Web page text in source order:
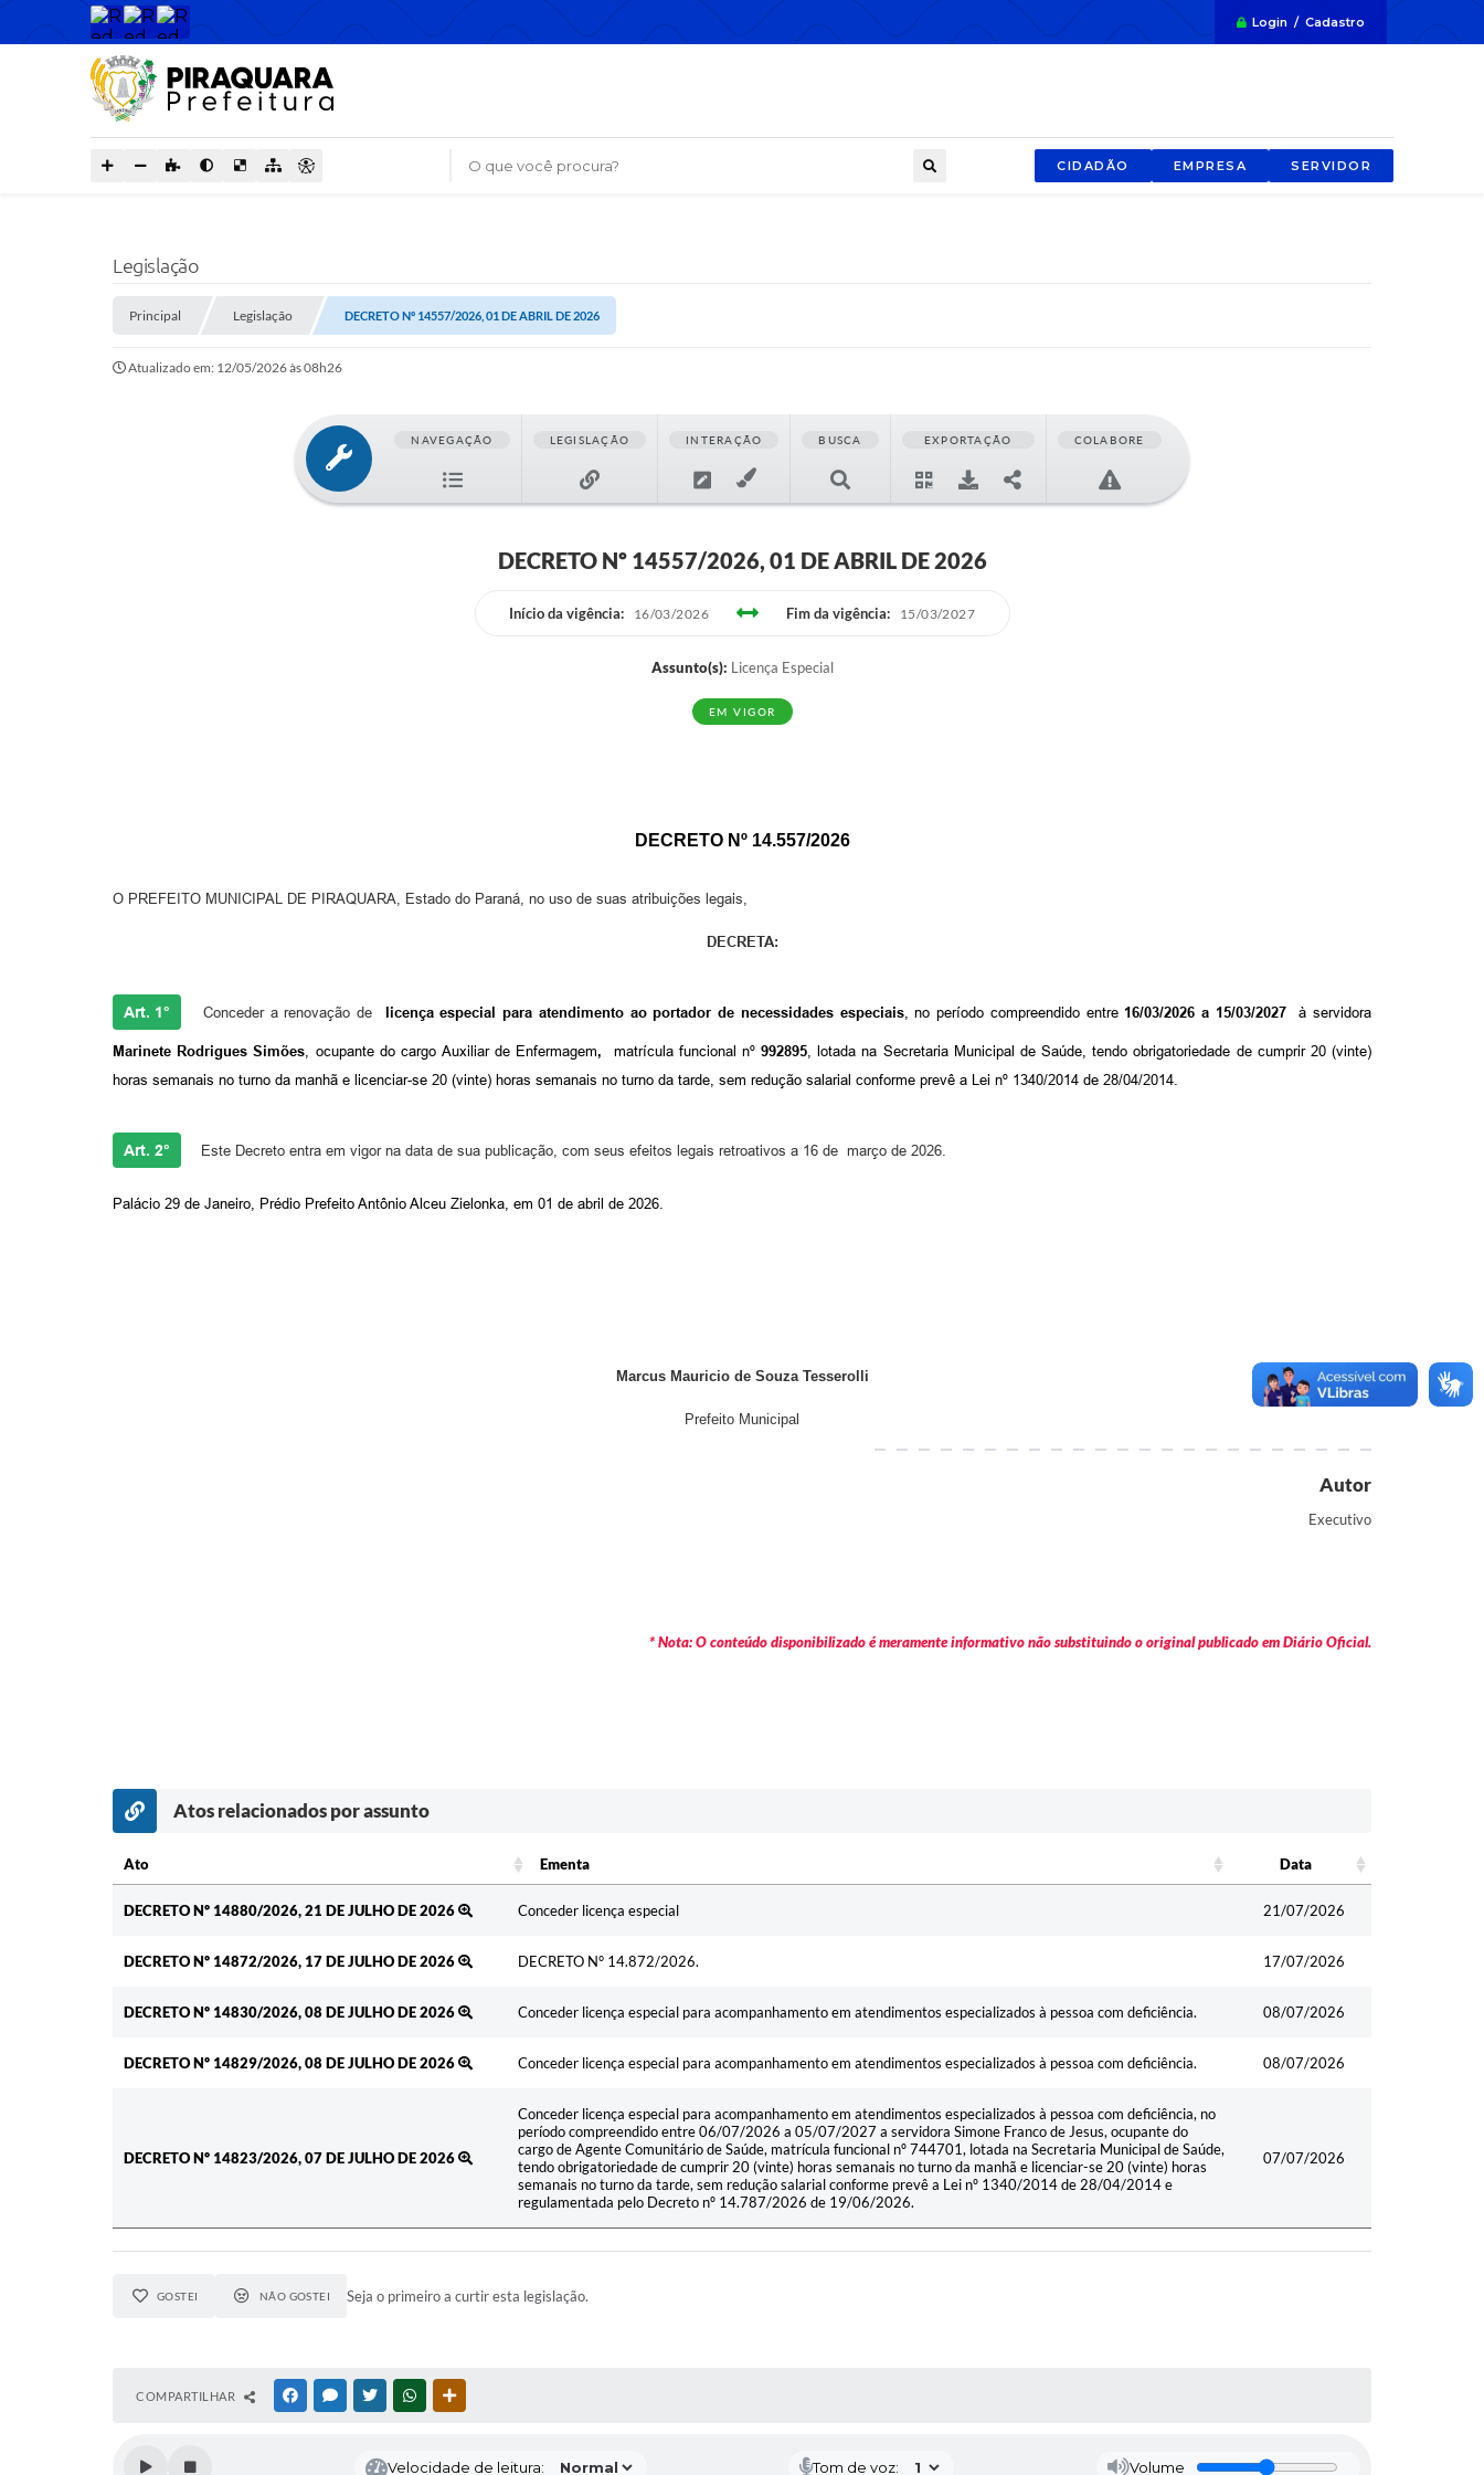
Login / Cadastro
O que você procura? CIDADÃO EMPRESA SERVIDOR
Legislação
Principal Legislação DECRETO Nº 14557/2026, 01 DE ABRIL DE 2026
Atualizado em: 12/05/2026 às 08h26
NAVEGAÇÃO LEGISLAÇÃO INTERAÇÃO BUSCA EXPORTAÇÃO COLABORE
DECRETO Nº 14557/2026, 01 DE ABRIL DE 2026
Início da vigência: 16/03/2026 Fim da vigência: 15/03/2027
Assunto(s): Licença Especial
EM VIGOR
DECRETO Nº 14.557/2026
O PREFEITO MUNICIPAL DE PIRAQUARA, Estado do Paraná, no uso de suas atribuições legais,
DECRETA:
Art. 1° Conceder a renovação de licença especial para atendimento ao portador de necessidades especiais,no período compreendido entre 16/03/2026 a 15/03/2027 à servidora
Marinete Rodrigues Simões ocupante do cargo Auxiliar de Enfermagem, matrícula funcional nº 992895 , lotada na Secretaria Municipal deSaúde , tendo obrigatoriedade de cumprir 20 (vinte)
horas semanais no turno da manhã e licenciar-se 20 (vinte) horas semanais no turno da tarde , sem redução salarial conforme prevê a Lei nº 1340/2014 de 28/04/2014.
Art. 2° Este Decreto entra em vigor na data de sua publicação, com seus efeitos legais retroativos a 16 de março de 2026
Palácio 29 de Janeiro, Prédio Prefeito Antônio Alceu Zielonka, em 01 de abril de 2026.
Marcus Mauricio de Souza Tesserolli
Prefeito Municipal
Autor
Executivo
* Nota: O conteúdo disponibilizado é meramente informativo não substituindo o original publicado em Diário Oficial.
Atos relacionados por assunto
Ato Ementa
Data
DECRETO Nº 14880/2026, 21 DE JULHO DE 2026
Conceder licença especial 21/07/2026
DECRETO Nº 14872/2026, 17 DE JULHO DE 2026 DECRETO N° 14.872/2026. 17/07/2026
DECRETO Nº 14830/2026, 08 DE JULHO DE 2026 Conceder licença especial para acompanhamento em atendimentos especializados à pessoa com deficiência. 08/07/2026
DECRETO Nº 14829/2026, 08 DE JULHO DE 2026 Conceder licença especial para acompanhamento em atendimentos especializados à pessoa com deficiência. 08/07/2026
DECRETO Nº 14823/2026, 07 DE JULHO DE 2026
Conceder licença especial para acompanhamento em atendimentos especializados à pessoa com deficiência, no
período compreendido entre 06/07/2026 a 05/07/2027 a servidora Simone Franco de Jesus, ocupante do
cargo de Agente Comunitário de Saúde, matrícula funcional nº 744701, lotada na Secretaria Municipal de Saúde,
tendo obrigatoriedade de cumprir 20 (vinte) horas semanais no turno da manhã e licenciar-se 20 (vinte) horas
semanais no turno da tarde, sem redução salarial conforme prevê a Lei nº 1340/2014 de 28/04/2014 e
regulamentada pelo Decreto nº 14.787/2026 de 19/06/2026.
07/07/2026
GOSTEI NÃO GOSTEI Seja o primeiro a curtir esta legislação.
COMPARTILHAR FACEBOOKMESSENGER
TWITTERWHATSAPP
Velocidade de leitura: Tom de voz: Volume